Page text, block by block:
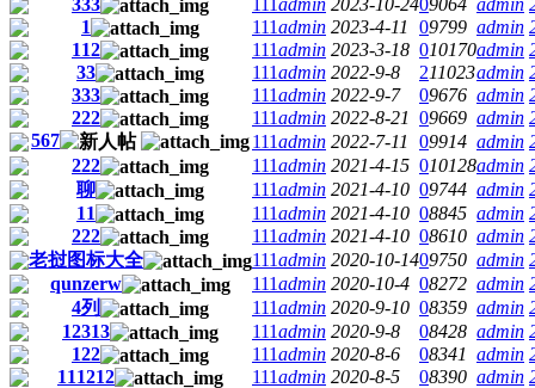
1
111admin 2023-4-11 09799 admin
112
111admin 2023-3-18 010170admin
33
111admin 2022-9-8 211023admin
333
111admin 2022-9-7 09676 admin
222
111admin 2022-8-21 09669 admin
567
111admin 2022-7-11 09914 admin
222
111admin 2021-4-15 010128admin
聊
111admin 2021-4-10 09744 admin
11
111admin 2021-4-10 08845 admin
222
111admin 2021-4-10 08610 admin
老挝图标大全
111admin 2020-10-1409750 admin
qunzerw
111admin 2020-10-4 08272 admin
4列
111admin 2020-9-10 08359 admin
12313
111admin 2020-9-8 08428 admin
122
111admin 2020-8-6 08341 admin
111212
111admin 2020-8-5 08390 admin